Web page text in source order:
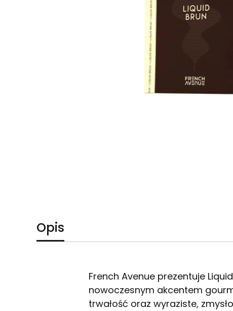
Opis
French Avenue prezentuje
nowoczesnym akcentem
trwałość oraz wyraziste,